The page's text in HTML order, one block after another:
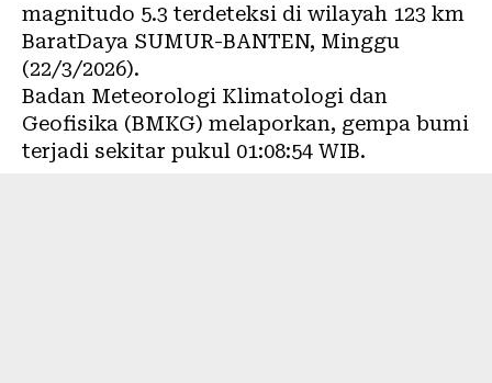
magnitudo 5.3 terdeteksi di wilayah 123 km
BaratDaya SUMUR-BANTEN, Minggu
(22/3/2026).
Badan Meteorologi Klimatologi dan
Geofisika (BMKG) melaporkan, gempa bumi
terjadi sekitar pukul 01:08:54 WIB.